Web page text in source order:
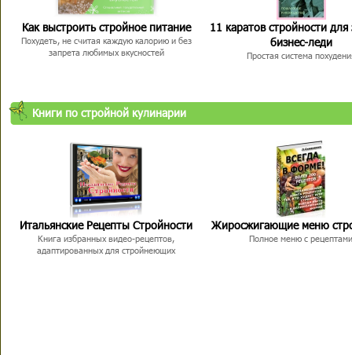
Как выстроить стройное питание
Похудеть, не считая каждую калорию и без
запрета любимых вкусностей
11 каратов стройности для
бизнес-леди
Простая система
Книги по стройной кулинарии
Итальянские Рецепты Стройности
Книга избранных видео-рецептов,
адаптированных для стройнеющих
Жиросжигающие меню
Полное меню с рецептами